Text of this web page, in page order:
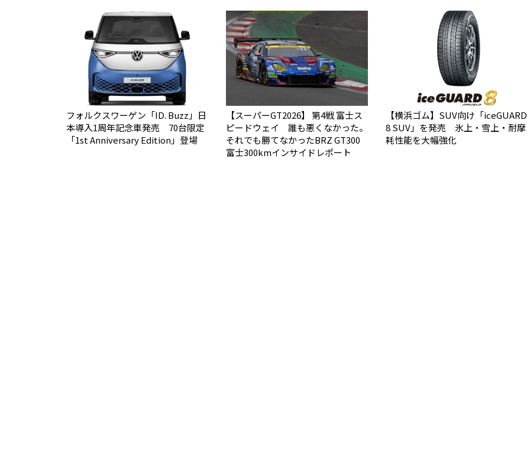
フォルクスワーゲン「ID. Buzz」日
本導入1周年記念車発売 70台限定
「1st Anniversary Edition」登場
【スーパーGT2026】 第4戦 富士ス
ピードウェイ 誰も悪くなかった。
それでも勝てなかった――BRZ GT300
富士300kmインサイドレポート
【横浜ゴム】SUV向け「iceGUARD
8 SUV」を発売 氷上・雪上・耐摩
耗性能を大幅強化